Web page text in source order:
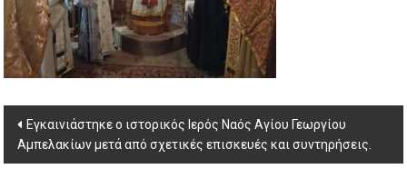
Post
navigation
Εγκαινιάστηκε ο ιστορικός Ιερός Ναός Αγίου Γεωργίου
Αμπελακίων μετά από σχετικές επισκευές και συντηρήσεις.